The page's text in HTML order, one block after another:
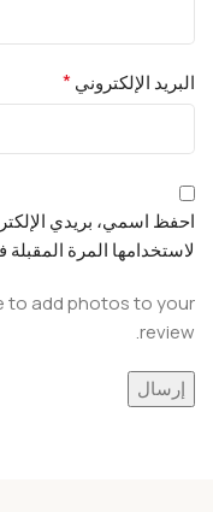
البريد الإلكتروني*
احفظ اسمي، بريدي
لاستخدامها المرة
to add photos to your
review.